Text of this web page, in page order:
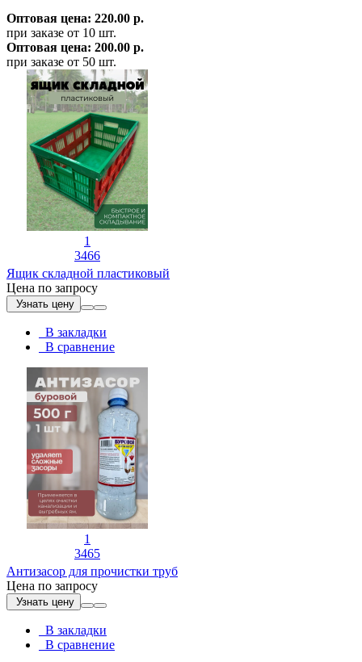
Оптовая цена: 220.00 р.
при заказе от 10 шт.
Оптовая цена: 200.00 р.
при заказе от 50 шт.
1
3466
Ящик складной пластиковый
Цена по запросу
Узнать цену
В закладки
В сравнение
1
3465
Антизасор для прочистки труб
Цена по запросу
Узнать цену
В закладки
В сравнение